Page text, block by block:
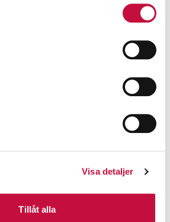
Visa detaljer
Tillåt alla